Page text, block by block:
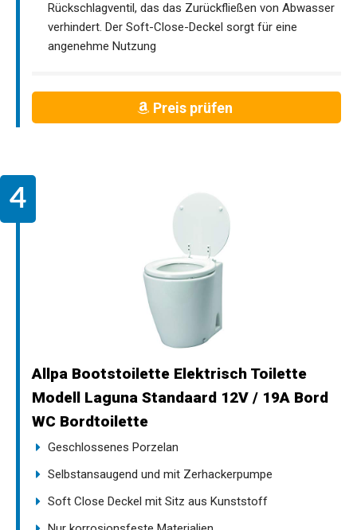
Rückschlagventil, das das Zurückfließen von Abwasser
verhindert. Der Soft-Close-Deckel sorgt für eine
angenehme Nutzung
Preis prüfen
Allpa Bootstoilette Elektrisch Toilette
Modell Laguna Standaard 12V / 19A Bord
WC Bordtoilette
Geschlossenes Porzelan
Selbstansaugend und mit Zerhackerpumpe
Soft Close Deckel mit Sitz aus Kunststoff